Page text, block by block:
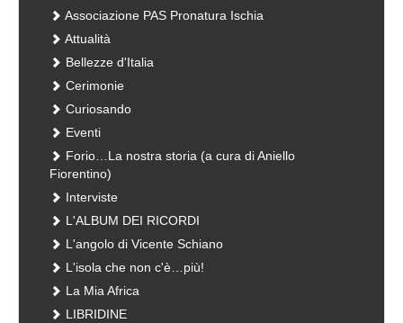
Associazione PAS Pronatura Ischia
Attualità
Bellezze d'Italia
Cerimonie
Curiosando
Eventi
Forio…La nostra storia (a cura di Aniello
Fiorentino)
Interviste
L'ALBUM DEI RICORDI
L'angolo di Vicente Schiano
L'isola che non c'è…più!
La Mia Africa
LIBRIDINE